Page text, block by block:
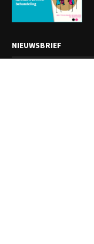
NIEUWSBRIEF